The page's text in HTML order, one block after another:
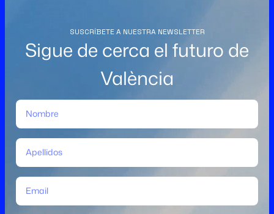
SUSCRÍBETE A NUESTRA NEWSLETTER
Sigue de cerca el futuro de
València